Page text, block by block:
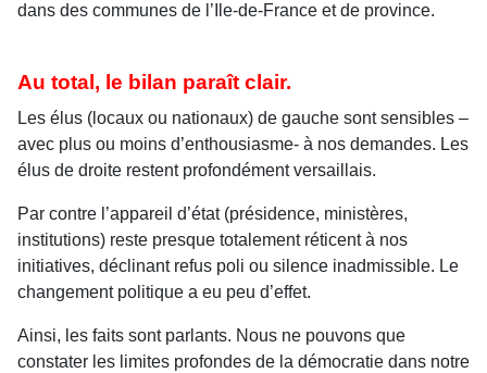
dans des communes de l’Ile-de-France et de province.
Au total, le bilan paraît clair.
Les élus (locaux ou nationaux) de gauche sont sensibles –
avec plus ou moins d’enthousiasme- à nos demandes. Les
élus de droite restent profondément versaillais.
Par contre l’appareil d’état (présidence, ministères,
institutions) reste presque totalement réticent à nos
initiatives, déclinant refus poli ou silence inadmissible. Le
changement politique a eu peu d’effet.
Ainsi, les faits sont parlants. Nous ne pouvons que
constater les limites profondes de la démocratie dans notre